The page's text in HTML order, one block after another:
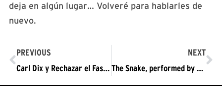
deja en algún lugar… Volveré para hablarles de
nuevo.
PREVIOUS
Carl Dix y Rechazar el Fascismo se enfrentan a Jerry Jones, el dueño del equipo los Cowboys de Dallas de la Liga Nacional de Futbol Americano: “Hay que hincar una rodilla contra la supremacía blanca y expulsar a todo este régimen”
NEXT
The Snake, performed by Maggie and Africa Brown to respond to Trump twisting the song’s meaning